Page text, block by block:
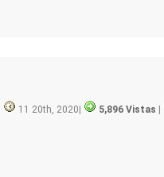
11 20th, 2020 5,896 Vistas